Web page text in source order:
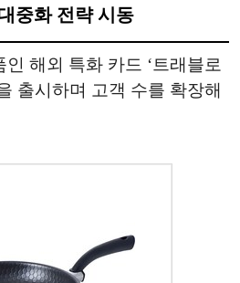
중화 전략 시동
해외 특화 카드 ‘트래블로
출시하며 고객 수를 확장해